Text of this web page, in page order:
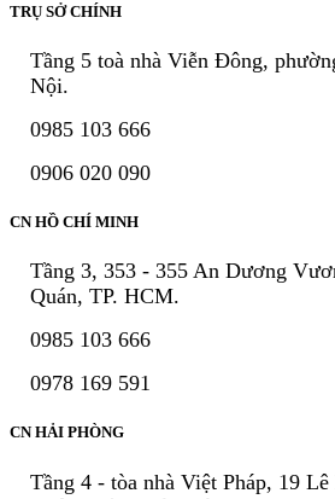
TRỤ SỞ CHÍNH
Tầng 5 toà nhà Viễn Đông,
Nội.
0985 103 666
0906 020 090
CN HỒ CHÍ MINH
Tầng 3, 353 - 355 An Dương
Quán, TP. HCM.
0985 103 666
0978 169 591
CN HẢI PHÒNG
Tầng 4 - tòa nhà Việt Pháp, 19